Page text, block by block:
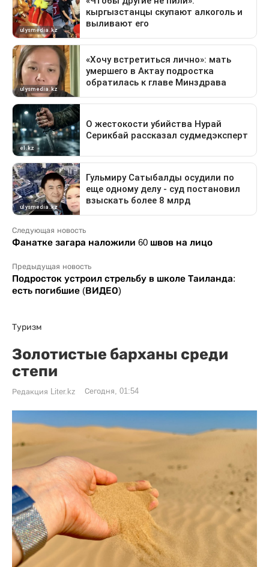
Следующая новость
Фанатке загара наложили 60 швов на лицо
Предыдущая новость
Подросток устроил стрельбу в школе Таиланда:
есть погибшие (ВИДЕО)
Туризм
Золотистые барханы среди
степи
Редакция Liter.kz Сегодня, 01:54